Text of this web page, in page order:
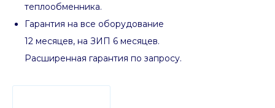
теплообменника.
Гарантия на все оборудование
12 месяцев, на ЗИП 6 месяцев.
Расширенная гарантия по запросу.